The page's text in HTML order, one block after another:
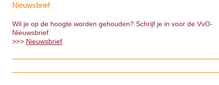
Nieuwsbrief
Wil je op de hoogte worden gehouden? Schrijf je in voor de VvO-
Nieuwsbrief.
>>> Nieuwsbrief